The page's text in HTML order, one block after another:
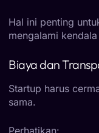
Hal ini penting
mengalami
Biaya dan
Startup harus
sama.
Perhatikan: